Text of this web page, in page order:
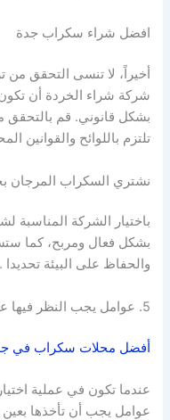
افضل شراء سكراب جدة
أخيراً، لا تنسى التحقق
شركة شراء الخردة أن
بشكل قانوني. قم بالتحقق
تلتزم باللوائح والقوانين
نشتري السكراب المرجان
باختيار الشركة المناسبة
بشكل فعال ومربح، كما
والحفاظ على البيئة تحديدا .
5. عوامل يجب النظر فيها عند اختيار شركة شراء الخردة
أفضل محلات سكراب في
عندما تكون في عملية
عوامل يجب أن تأخذها